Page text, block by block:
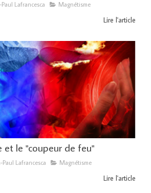
Paul Lafrancesca Magnétisme
Lire l'article
et le "coupeur de feu"
Paul Lafrancesca Magnétisme
Lire l'article